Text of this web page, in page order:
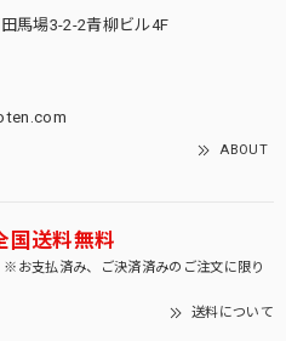
馬場3-2-2青柳ビル4F
ABOUT
国送料無料
支払済み、ご決済済みのご注文に限り
送料について